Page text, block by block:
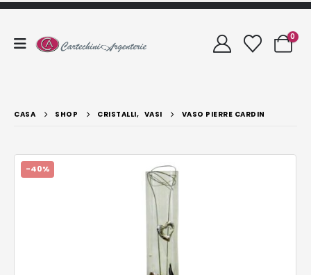
0
CASA SHOP CRISTALLI, VASI VASO PIERRE CARDIN
-40%